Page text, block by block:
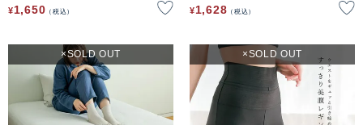
¥1,650 税込 ¥1,628 税込
SOLD OUT SOLD OUT